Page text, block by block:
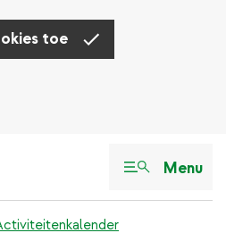
toe
Menu